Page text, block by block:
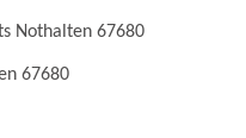
Nothalten 67680
67680